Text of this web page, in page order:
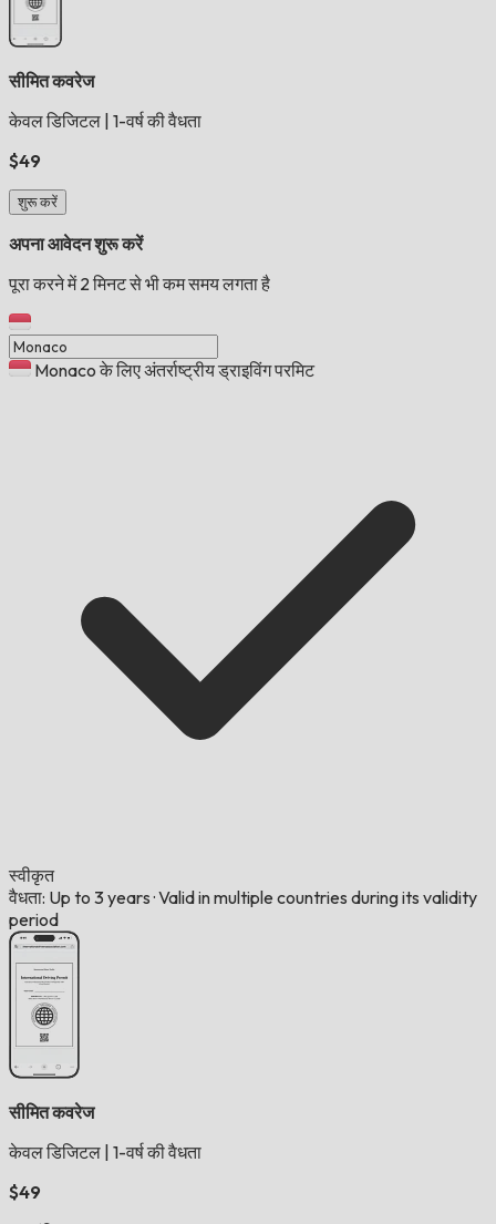
सीमित कवरेज
केवल डिजिटल 1-वर्ष की वैधता
$49
शुरू करें
अपना आवेदन शुरू करें
पूरा करने में 2 मिनट से भी कम समय लगता है
Monaco के लिए अंतर्राष्ट्रीय ड्राइविंग परमिट
स्वीकृत
वैधता: Up to 3 years ·Valid in multiple countries during its validity
period
सीमित कवरेज
केवल डिजिटल 1-वर्ष की वैधता
$49